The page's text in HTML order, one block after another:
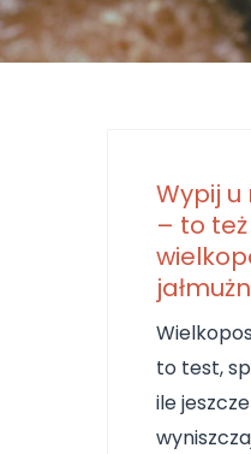
Wypij u
– to też
to test,
ile